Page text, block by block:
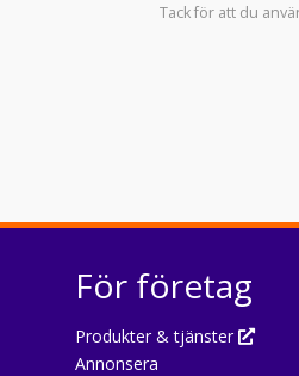
Tack för att du
För företag
Produkter & tjänster
Annonsera